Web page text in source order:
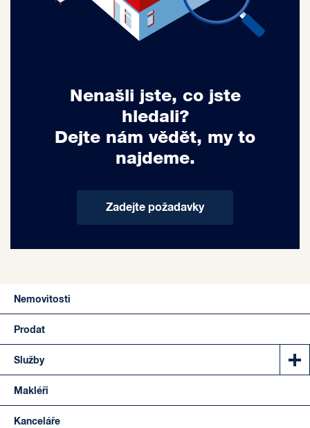
Nenašli jste, co jste
hledali?
Dejte nám vědět, my to
najdeme.
Zadejte požadavky
Nemovitosti
Prodat
Služby
Makléři
Kanceláře